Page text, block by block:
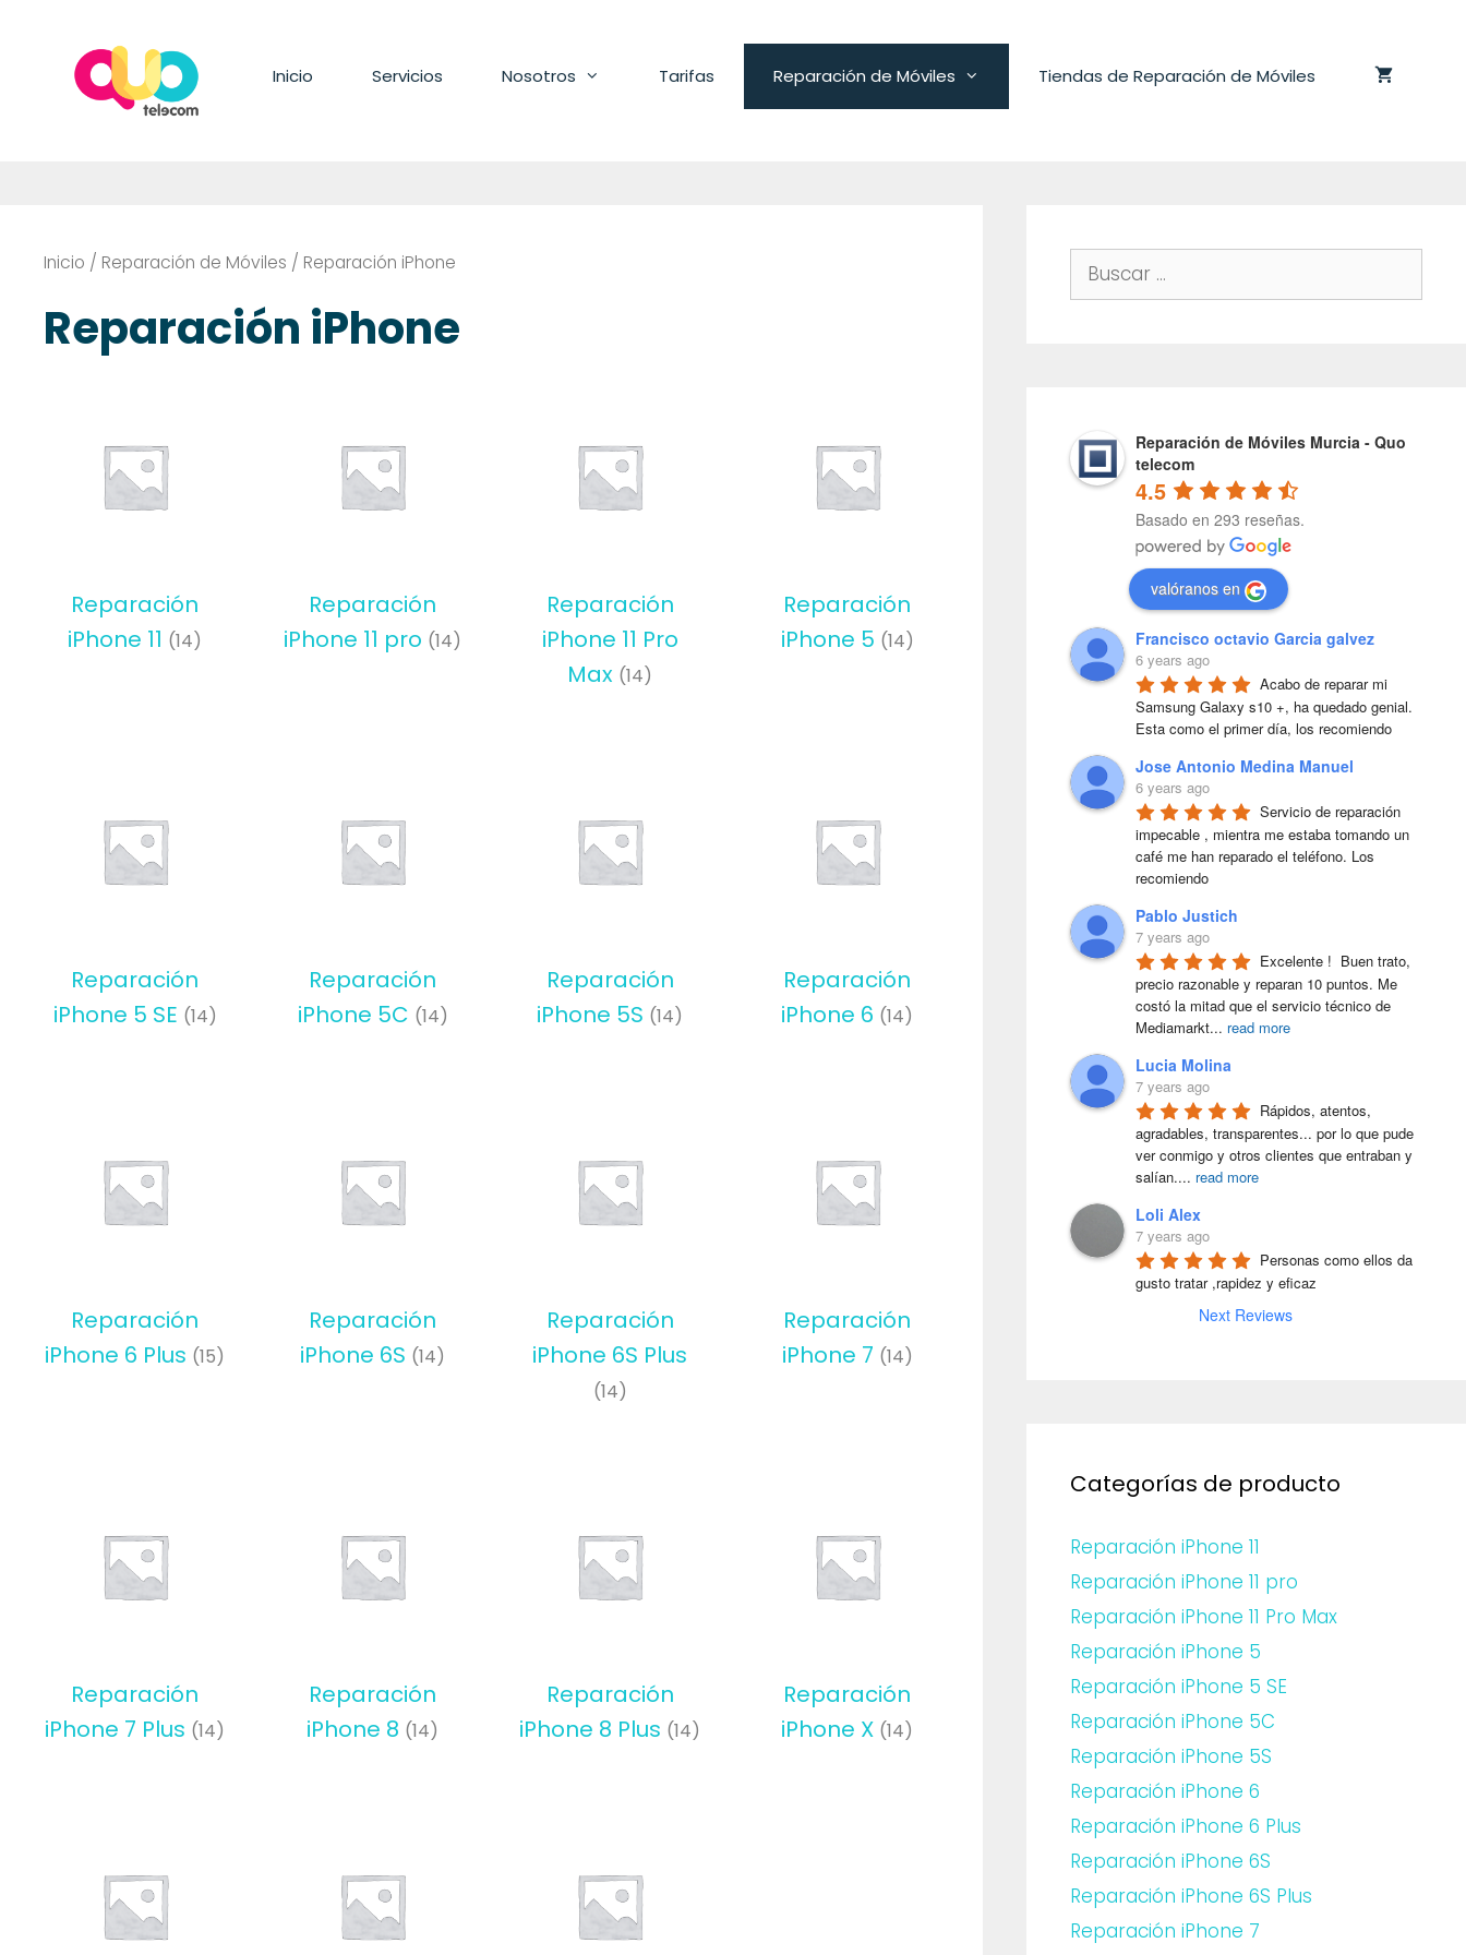
contenido
Inicio Servicios Nosotros Tarifas Reparación de Móviles Tiendas de Reparación de Móviles
Inicio / Reparación de Móviles / Reparación iPhone
Reparación iPhone
Reparación
iPhone 11 (14)
Reparación
iPhone 11 pro (14)
Reparación
iPhone 11 Pro
Max (14)
Reparación
iPhone 5 (14)
Reparación
iPhone 5 SE (14)
Reparación
iPhone 5C (14)
Reparación
iPhone 5S (14)
Reparación
iPhone 6 (14)
Reparación
iPhone 6 Plus (15)
Reparación
iPhone 6S (14)
Reparación
iPhone 6S Plus
(14)
Reparación
iPhone 7 (14)
Reparación
iPhone 7 Plus (14)
Reparación
iPhone 8 (14)
Reparación
iPhone 8 Plus (14)
Reparación
iPhone X (14)
Buscar:
Reparación de Móviles Murcia - Quo
telecom
4.5
Basado en 293 reseñas.
valóranos en
Francisco octavio Garcia galvez
6 years ago
Acabo de reparar mi
Samsung Galaxy s10 +, ha quedado genial.
Esta como el primer día, los recomiendo
Jose Antonio Medina Manuel
6 years ago
Servicio de reparación
impecable , mientra me estaba tomando un
café me han reparado el teléfono. Los
recomiendo
Pablo Justich
7 years ago
Excelente !  Buen trato,
precio razonable y reparan 10 puntos. Me
costó la mitad que el servicio técnico de
Mediamarkt... read more
Lucia Molina
7 years ago
Rápidos, atentos,
agradables, transparentes... por lo que pude
ver conmigo y otros clientes que entraban y
salían.... read more
Loli Alex
7 years ago
Personas como ellos da
gusto tratar ,rapidez y eficaz
Next Reviews
Categorías de producto
Reparación iPhone 11
Reparación iPhone 11 pro
Reparación iPhone 11 Pro Max
Reparación iPhone 5
Reparación iPhone 5 SE
Reparación iPhone 5C
Reparación iPhone 5S
Reparación iPhone 6
Reparación iPhone 6 Plus
Reparación iPhone 6S
Reparación iPhone 6S Plus
Reparación iPhone 7